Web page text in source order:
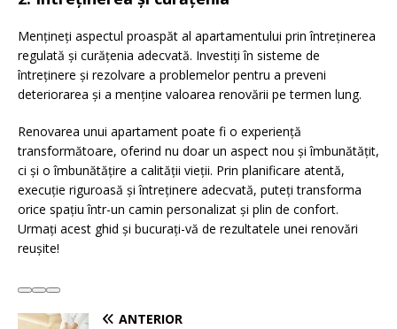
Mențineți aspectul proaspăt al apartamentului prin întreținerea
regulată și curățenia adecvată. Investiți în sisteme de
întreținere și rezolvare a problemelor pentru a preveni
deteriorarea și a menține valoarea renovării pe termen lung.
Renovarea unui apartament poate fi o experiență
transformătoare, oferind nu doar un aspect nou și îmbunătățit,
ci și o îmbunătățire a calității vieții. Prin planificare atentă,
execuție riguroasă și întreținere adecvată, puteți transforma
orice spațiu într-un camin personalizat și plin de confort.
Urmați acest ghid și bucurați-vă de rezultatele unei renovări
reușite!
ANTERIOR